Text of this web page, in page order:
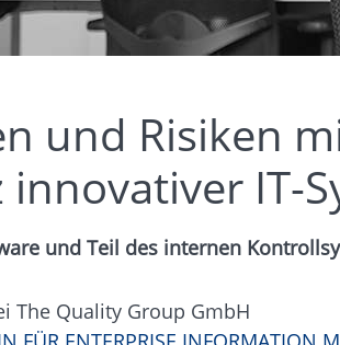
und Risiken
IT-
und Teil des internen
The Quality Group GmbH